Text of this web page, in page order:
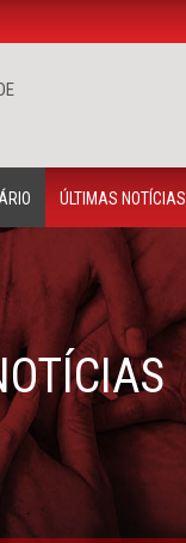
Buscar
ÚLTIMAS NOTÍCIAS